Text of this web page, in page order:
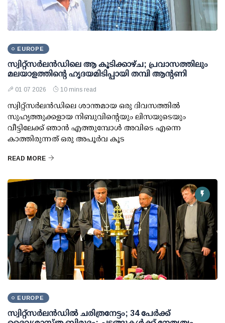
EUROPE
സ്വിറ്റ്സർലൻഡിലെ ആ കൂടിക്കാഴ്ച; പ്രവാസത്തിലും
മലയാളത്തിന്റെ ഹൃദയമിടിപ്പായി തമ്പി ആന്റണി
01 07 2026 10 mins read
സ്വിറ്റ്സർലൻഡിലെ ശാന്തമായ ഒരു ദിവസത്തിൽ
സുഹൃത്തുക്കളായ നിബുവിന്റെയും ലിസയുടെയും
വീട്ടിലേക്ക് ഞാൻ എത്തുമ്പോൾ അവിടെ എന്നെ
കാത്തിരുന്നത് ഒരു അപൂർവ കൂട
READ MORE
EUROPE
സ്വിറ്റ്സർലൻഡിൽ ചരിത്രനേട്ടം; 34 പേർക്ക്